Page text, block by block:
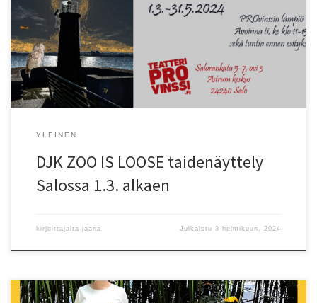
tutustumassa eläinmaailman saloihin. Museon eläimet alkoivat
usein elää omaa elämäänsä mielikuvituksessani ja leikeissäni.
Rakkaus eläimiin ja luontoon onkin ollut elämässäni läsnä aina.
Kävin viime syksynä vuosikymmenten tauon jälkeen vierailulla
museossa. […]
YLEINEN
DJK ZOO IS LOOSE taidenäyttely
Salossa 1.3. alkaen
kirjoittajalta jaana Julkaistu3 helmikuun, 2024